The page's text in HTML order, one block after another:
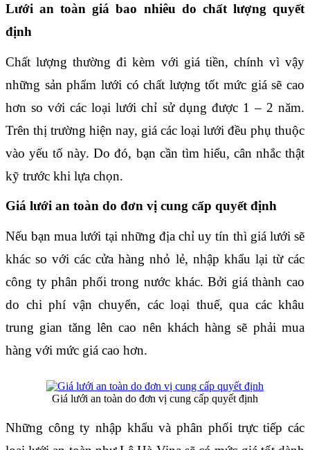
Lưới an toàn giá bao nhiêu do chất lượng quyết
định
Chất lượng thường đi kèm với giá tiền, chính vì vậy
những sản phẩm lưới có chất lượng tốt mức giá sẽ cao
hơn so với các loại lưới chỉ sử dụng được 1 – 2 năm.
Trên thị trường hiện nay, giá các loại lưới đều phụ thuộc
vào yếu tố này. Do đó, bạn cần tìm hiểu, cân nhắc thật
kỹ trước khi lựa chọn.
Giá lưới an toàn do đơn vị cung cấp quyết định
Nếu bạn mua lưới tại những địa chỉ uy tín thì giá lưới sẽ
khác so với các cửa hàng nhỏ lẻ, nhập khẩu lại từ các
công ty phân phối trong nước khác. Bởi giá thành cao
do chi phí vận chuyển, các loại thuế, qua các khâu
trung gian tăng lên cao nên khách hàng sẽ phải mua
hàng với mức giá cao hơn.
Giá lưới an toàn do đơn vị cung cấp quyết định
Những công ty nhập khẩu và phân phối trực tiếp các